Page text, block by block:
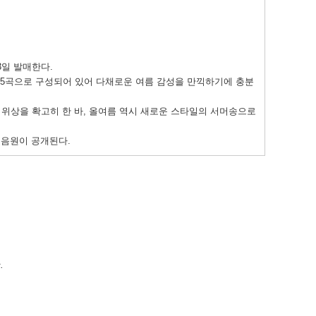
발매한다.
곡으로 구성되어 있어 다채로운 여름 감성을 만끽하기에 충분
상을 확고히 한 바, 올여름 역시 새로운 스타일의 서머송으로
원이 공개된다.